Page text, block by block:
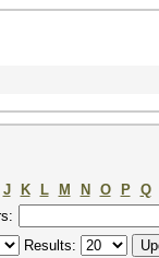
J K L M N O P
Q
Results: